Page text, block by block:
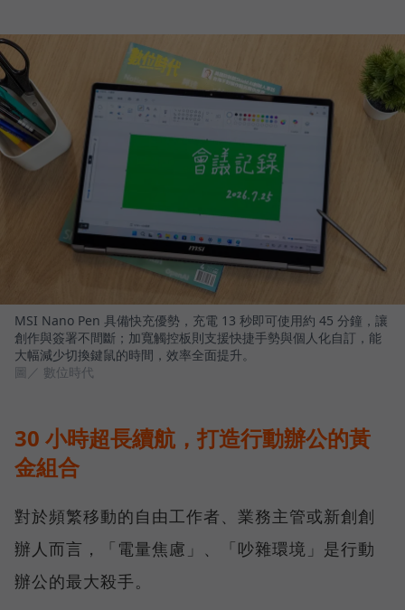
MSI Nano Pen 具備快充優勢，充電 13 秒即可使用約 45 分鐘，讓
創作與簽署不間斷；加寬觸控板則支援快捷手勢與個人化自訂，能
大幅減少切換鍵鼠的時間，效率全面提升。
圖／ 數位時代
30 小時超長續航，打造行動辦公的黃
金組合
對於頻繁移動的自由工作者、業務主管或新創創
辦人而言，「電量焦慮」、「吵雜環境」是行動
辦公的最大殺手。